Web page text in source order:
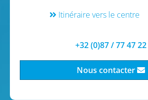
Itinéraire vers le centre
+32 (0)87 / 77 47 22
Nous contacter